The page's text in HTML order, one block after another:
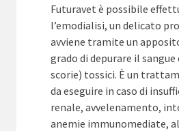
Futuravet è possibile
l’emodialisi, un delicato
avviene tramite un
grado di depurare il
scorie) tossici. È un
da eseguire in caso di
renale, avvelenamento,
anemie immunomediate,